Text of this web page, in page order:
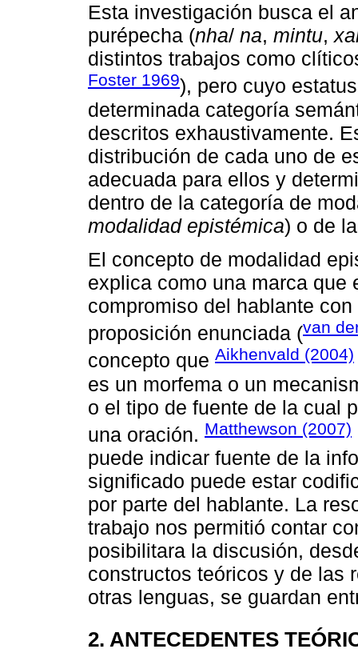
Esta investigación busca el
purépecha (nha/ na, mintu,
distintos trabajos como
Foster 1969), pero cuyo
determinada categoría
descritos exhaustivamente.
distribución de cada uno de
adecuada para ellos y
dentro de la categoría de
modalidad epistémica) o de
El concepto de modalidad
explica como una marca que
compromiso del hablante
proposición enunciada (van
concepto que Aikhenvald (2004)
es un morfema o un
o el tipo de fuente de la cual
una oración. Matthewson (2007)
puede indicar fuente de la
significado puede estar
por parte del hablante. La
trabajo nos permitió contar
posibilitara la discusión,
constructos teóricos y de las
otras lenguas, se guardan
2. ANTECEDENTES